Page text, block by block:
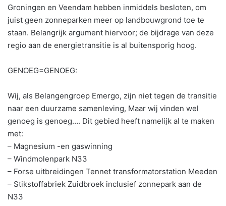
Groningen en Veendam hebben inmiddels besloten, om
juist geen zonneparken meer op landbouwgrond toe te
staan. Belangrijk argument hiervoor; de bijdrage van deze
regio aan de energietransitie is al buitensporig hoog.
GENOEG=GENOEG:
Wij, als Belangengroep Emergo, zijn niet tegen de transitie
naar een duurzame samenleving, Maar wij vinden wel
genoeg is genoeg…. Dit gebied heeft namelijk al te maken
met:
– Magnesium -en gaswinning
– Windmolenpark N33
– Forse uitbreidingen Tennet transformatorstation Meeden
– Stikstoffabriek Zuidbroek inclusief zonnepark aan de
N33